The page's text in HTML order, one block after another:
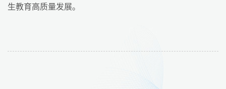
生教育高质量发展。